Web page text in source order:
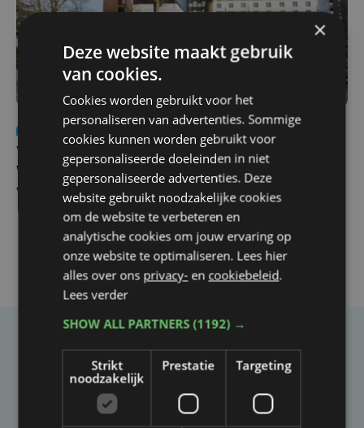
Nieuws
Vier Oostendse gynaecologen versterken dienst in AZ
West, dat ook een nieuwe voltijdse gynaecoloog
verwelkomt
Taalfout opgemerkt?
Heb je een taal- of schrijffout opgemerkt in dit
artikel?
×
Deze website maakt gebruik
van cookies.
Cookies worden gebruikt voor het
personaliseren van advertenties. Sommige
cookies kunnen worden gebruikt voor
gepersonaliseerde doeleinden in niet
gepersonaliseerde advertenties. Deze
website gebruikt noodzakelijke cookies
om de website te verbeteren en
analytische cookies om jouw ervaring op
onze website te optimaliseren. Lees hier
alles over ons privacy- en cookiebeleid.
Lees verder
SHOW ALL PARTNERS(1192) →
Strikt
noodzakelijk
Prestatie Targeting